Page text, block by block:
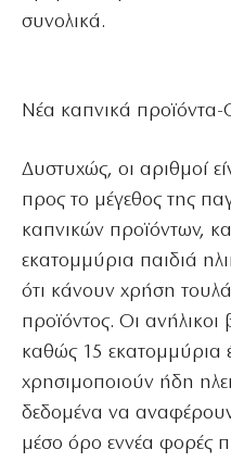
συνολικά.
Νέα καπνικά προϊόντα-
Δυστυχώς, οι αριθμοί
προς το μέγεθος της
καπνικών προϊόντων,
εκατομμύρια παιδιά
ότι κάνουν χρήση
προϊόντος. Οι ανήλικοι
καθώς 15 εκατομμύρια
χρησιμοποιούν ήδη
δεδομένα να αναφέρουν
μέσο όρο εννέα φορές